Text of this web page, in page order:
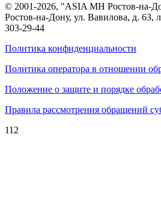
© 2001-2026, "ASIA MH Ростов-на-
Ростов-на-Дону, ул. Вавилова, д. 63,
303-29-44
Политика конфиденциальности
Политика оператора в отношении
Положение о защите и порядке
Правила рассмотрения обращений
112